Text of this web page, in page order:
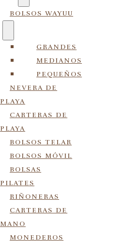
BOLSOS WAYUU
GRANDES
MEDIANOS
PEQUEÑOS
NEVERA DE
PLAYA
CARTERAS DE
PLAYA
BOLSOS TELAR
BOLSOS MÓVIL
BOLSAS
PILATES
RIÑONERAS
CARTERAS DE
MANO
MONEDEROS